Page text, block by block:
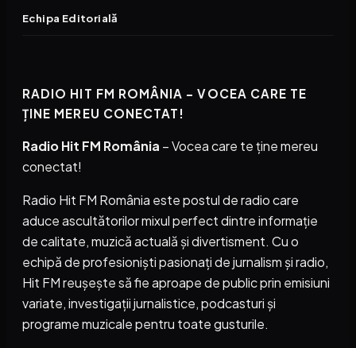
Echipa Editorială
RADIO HIT FM ROMÂNIA – VOCEA CARE TE
ȚINE MEREU CONECTAT!
Radio Hit FM România – Vocea care te ține mereu
conectat!
Radio Hit FM România este postul de radio care
aduce ascultătorilor mixul perfect dintre informație
de calitate, muzică actuală și divertisment. Cu o
echipă de profesioniști pasionați de jurnalism și radio,
Hit FM reușește să fie aproape de public prin emisiuni
variate, investigații jurnalistice, podcasturi și
programe muzicale pentru toate gusturile.